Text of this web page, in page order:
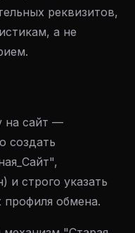
реквизитов,
а не
на сайт —
создать
и строго указать
обмена.